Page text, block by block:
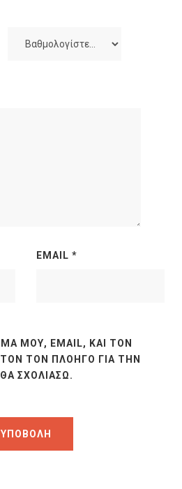
EMAIL *
ΜΟΥ, EMAIL, ΚΑΙ ΤΟΝ
ΤΟΝ ΠΛΟΗΓΌ ΓΙΑ ΤΗΝ
ΣΧΟΛΙΆΣΩ.